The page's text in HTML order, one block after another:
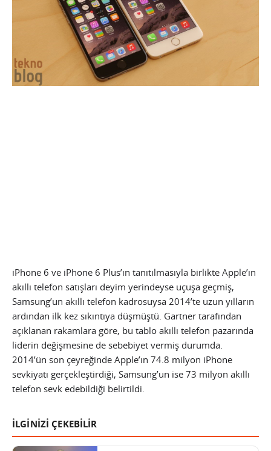
iPhone 6 ve iPhone 6 Plus’ın tanıtılmasıyla birlikte Apple’ın
akıllı telefon satışları deyim yerindeyse uçuşa geçmiş,
Samsung’un akıllı telefon kadrosuysa 2014’te uzun yılların
ardından ilk kez sıkıntıya düşmüştü. Gartner tarafından
açıklanan rakamlara göre, bu tablo akıllı telefon pazarında
liderin değişmesine de sebebiyet vermiş durumda.
2014’ün son çeyreğinde Apple’ın 74.8 milyon iPhone
sevkiyatı gerçekleştirdiği, Samsung’un ise 73 milyon akıllı
telefon sevk edebildiği belirtildi.
İLGİNİZİ ÇEKEBİLİR